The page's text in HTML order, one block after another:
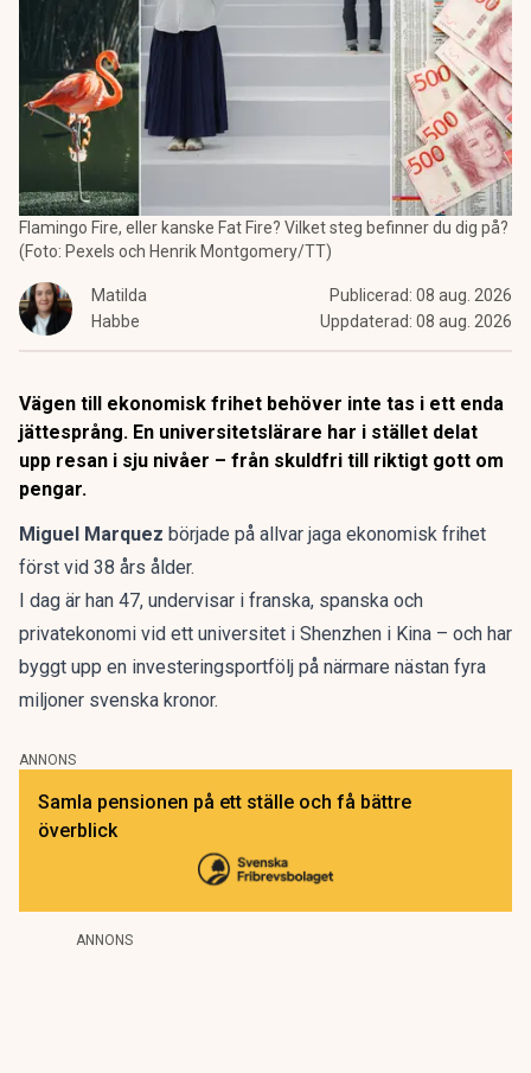
Flamingo Fire, eller kanske Fat Fire? Vilket steg befinner du dig på?
(Foto: Pexels och Henrik Montgomery/TT)
Matilda
Habbe
Publicerad: 08 aug. 2026
Uppdaterad: 08 aug. 2026
Vägen till ekonomisk frihet behöver inte tas i ett enda
jättesprång. En universitetslärare har i stället delat
upp resan i sju nivåer – från skuldfri till riktigt gott om
pengar.
Miguel Marquez började på allvar jaga ekonomisk frihet
först vid 38 års ålder.
I dag är han 47, undervisar i franska, spanska och
privatekonomi vid ett universitet i Shenzhen i Kina – och har
byggt upp en investeringsportfölj på närmare nästan fyra
miljoner svenska kronor.
ANNONS
Samla pensionen på ett ställe och få bättre
överblick
ANNONS